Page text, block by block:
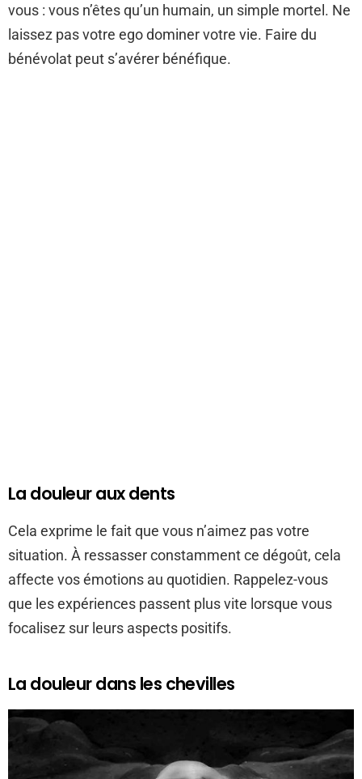
vous : vous n’êtes qu’un humain, un simple mortel. Ne
laissez pas votre ego dominer votre vie. Faire du
bénévolat peut s’avérer bénéfique.
La douleur aux dents
Cela exprime le fait que vous n’aimez pas votre
situation. À ressasser constamment ce dégoût, cela
affecte vos émotions au quotidien. Rappelez-vous
que les expériences passent plus vite lorsque vous
focalisez sur leurs aspects positifs.
La douleur dans les chevilles